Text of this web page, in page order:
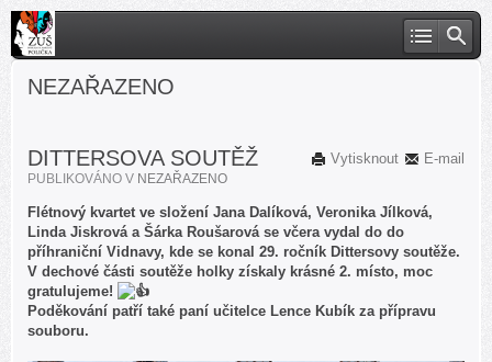
NEZAŘAZENO
E-mail
Vytisknout
DITTERSOVA SOUTĚŽ
PUBLIKOVÁNO V NEZAŘAZENO
Flétnový kvartet ve složení Jana Dalíková, Veronika Jílková,
Linda Jiskrová a Šárka Roušarová se včera vydal do do
příhraniční Vidnavy, kde se konal 29. ročník Dittersovy soutěže.
V dechové části soutěže holky získaly krásné 2. místo, moc
gratulujeme!
Poděkování patří také paní učitelce Lence Kubík za přípravu
souboru.